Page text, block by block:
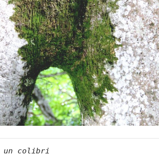
un colibri